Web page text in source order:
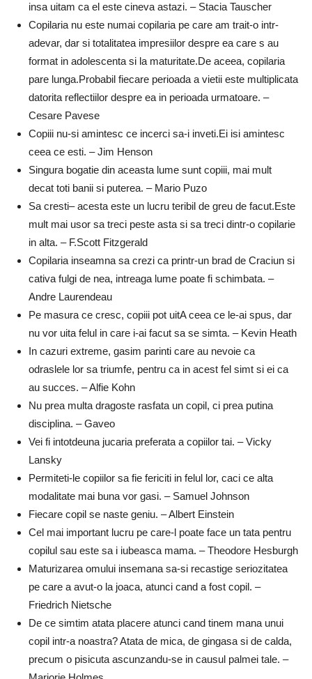
insa uitam ca el este cineva astazi. – Stacia Tauscher
Copilaria nu este numai copilaria pe care am trait-o intr-
adevar, dar si totalitatea impresiilor despre ea care s au
format in adolescenta si la maturitate.De aceea, copilaria
pare lunga.Probabil fiecare perioada a vietii este multiplicata
datorita reflectiilor despre ea in perioada urmatoare. –
Cesare Pavese
Copiii nu-si amintesc ce incerci sa-i inveti.Ei isi amintesc
ceea ce esti. – Jim Henson
Singura bogatie din aceasta lume sunt copiii, mai mult
decat toti banii si puterea. – Mario Puzo
Sa cresti– acesta este un lucru teribil de greu de facut.Este
mult mai usor sa treci peste asta si sa treci dintr-o copilarie
in alta. – F.Scott Fitzgerald
Copilaria inseamna sa crezi ca printr-un brad de Craciun si
cativa fulgi de nea, intreaga lume poate fi schimbata. –
Andre Laurendeau
Pe masura ce cresc, copiii pot uitA ceea ce le-ai spus, dar
nu vor uita felul in care i-ai facut sa se simta. – Kevin Heath
In cazuri extreme, gasim parinti care au nevoie ca
odraslele lor sa triumfe, pentru ca in acest fel simt si ei ca
au succes. – Alfie Kohn
Nu prea multa dragoste rasfata un copil, ci prea putina
disciplina. – Gaveo
Vei fi intotdeuna jucaria preferata a copiilor tai. – Vicky
Lansky
Permiteti-le copiilor sa fie fericiti in felul lor, caci ce alta
modalitate mai buna vor gasi. – Samuel Johnson
Fiecare copil se naste geniu. – Albert Einstein
Cel mai important lucru pe care-l poate face un tata pentru
copilul sau este sa i iubeasca mama. – Theodore Hesburgh
Maturizarea omului insemana sa-si recastige seriozitatea
pe care a avut-o la joaca, atunci cand a fost copil. –
Friedrich Nietsche
De ce simtim atata placere atunci cand tinem mana unui
copil intr-a noastra? Atata de mica, de gingasa si de calda,
precum o pisicuta ascunzandu-se in causul palmei tale. –